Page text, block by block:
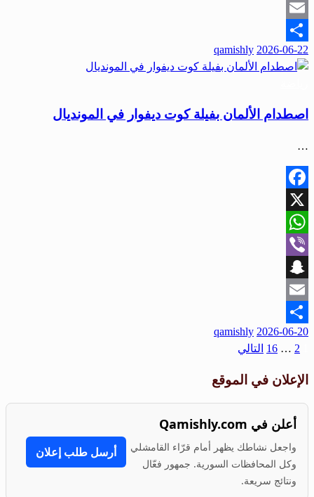
Snapchat
Email
Share
2026-06-22
qamishly
اصطدام الألمان بفيلة كوت ديفوار في المونديال
…
Facebook
X
WhatsApp
Viber
Snapchat
Email
Share
2026-06-20
qamishly
2
…
16 التالي
الإعلان في الموقع
أعلن في Qamishly.com
واجعل نشاطك يظهر أمام قرّاء القامشلي
وكل المحافظات السورية. جمهور فعّال
ونتائج سريعة.
أرسل طلب إعلان